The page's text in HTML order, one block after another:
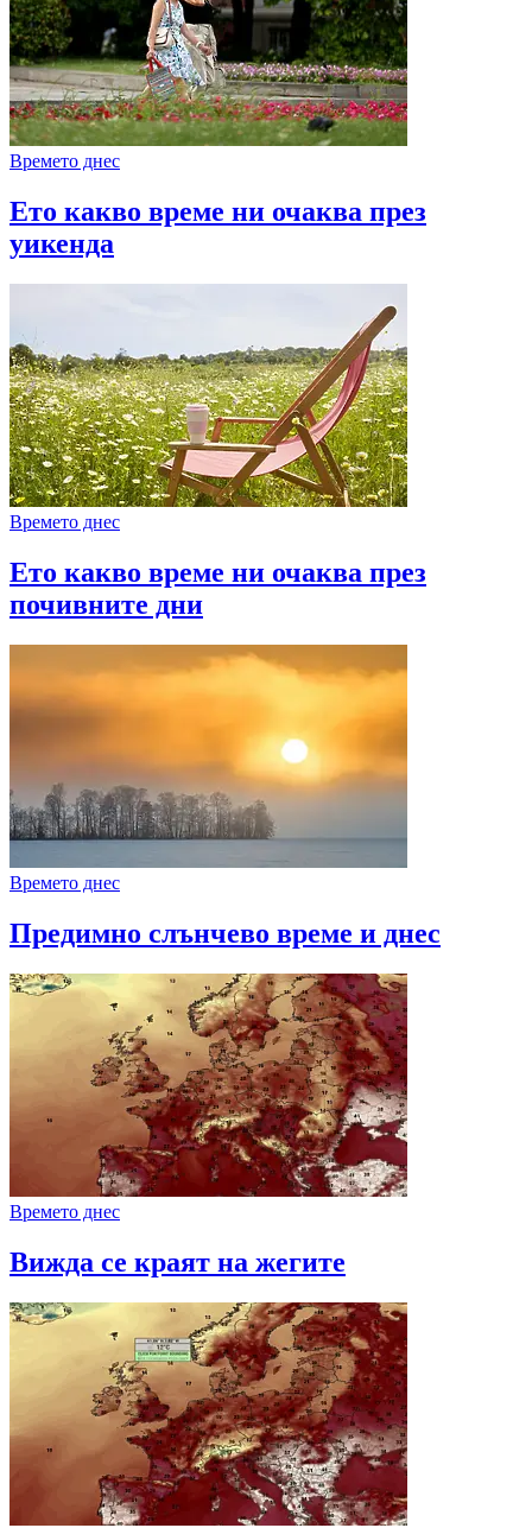
Времето днес
Ето какво време ни очаква през
уикенда
Времето днес
Ето какво време ни очаква през
почивните дни
Времето днес
Предимно слънчево време и днес
Времето днес
Вижда се краят на жегите